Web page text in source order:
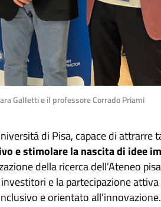
Galletti e il professore Corrado Priami
di Pisa, capace di attrarre
e stimolare la nascita di idee
della ricerca dell’Ateneo
e la partecipazione
e orientato